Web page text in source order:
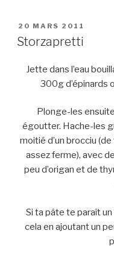
PUBLIÉ
LE
20 MARS 2011
Storzapretti
Jette dans l’eau
300g d’épinards
Plonge-les
égoutter. Hache-les
moitié d’un brocciu
assez ferme), avec
peu d’origan et de
Si ta pâte te paraît
cela en ajoutant un